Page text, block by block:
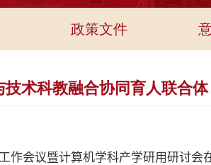
政策文件
术科教融合协同育人联合体
会议暨计算机学科产学研用研讨会